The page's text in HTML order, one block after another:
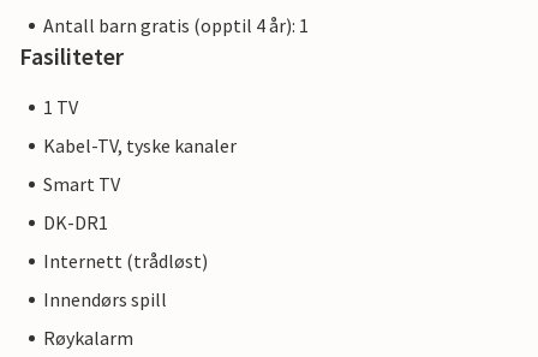
Antall barn gratis (opptil 4 år): 1
Fasiliteter
1 TV
Kabel-TV, tyske kanaler
Smart TV
DK-DR1
Internett (trådløst)
Innendørs spill
Røykalarm